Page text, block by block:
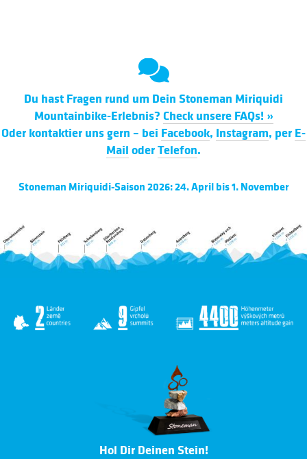
Du hast Fragen rund um Dein Stoneman Miriquidi
Mountainbike-Erlebnis? Check unsere FAQs! »
Oder kontaktier uns gern – bei Facebook, Instagram, per E-
Mail oderTelefon.
Stoneman Miriquidi-Saison 2026: 24. April bis 1. November
Hol Dir Deinen Stein!